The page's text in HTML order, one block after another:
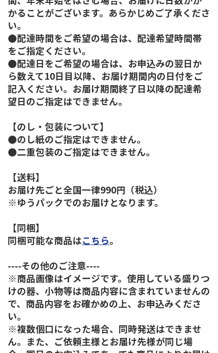
かることがございます。あらかじめご了承くださ
い。
●配達時間をご希望の場合は、配達希望時間帯
をご指定ください。
●配達日をご希望の場合は、お申込みの翌日か
ら数えて10日目以降、お届け期間内の日付をご
記入ください。お届け期間終了日以降の配達希
望日のご指定はできません。
【のし・包装について】
●のし紙のご指定はできません。
●二重包装のご指定はできません。
【送料】
お届け先ごと全国一律990円（税込）
※ゆうパックでのお届けとなります。
【同梱】
同梱可能な商品はこちら。
----その他のご注意----
※商品画像はイメージです。使用している盛りつ
けの器、小物等は商品内容に含まれていませんの
で、商品内容をお確かめの上、お申込みくださ
い。
※複数個口になった場合、同時発送はできませ
ん。また、ご依頼主様とお届け先様が同じ場